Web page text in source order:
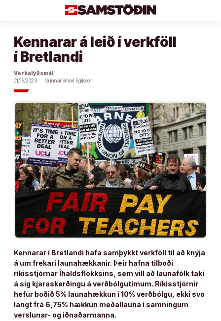
Kennarar á leið í verkföll
í Bretlandi
Verkalýðsmál
01/16/2023
Gunnar Smári Egilsson
Kennarar í Bretlandi hafa samþykkt verkföll til að knýja
á um frekari launahækkanir. Þeir hafna tilboði
ríkisstjórnar Íhaldsflokksins, sem vill að launafólk taki
á sig kjaraskerðingu á verðbólgutímum. Ríkisstjórnir
hefur boðið 5% launahækkun í 10% verðbólgu, ekki svo
langt frá 6,75% hækkun meðallauna í samningum
verslunar- og iðnaðarmanna.